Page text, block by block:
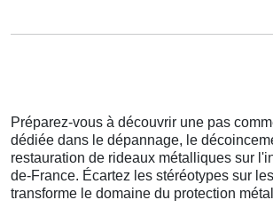
Préparez-vous à découvrir une pas
dédiée dans le dépannage, le
restauration de rideaux métalliques sur
de-France. Écartez les stéréotypes sur
transforme le domaine du protection